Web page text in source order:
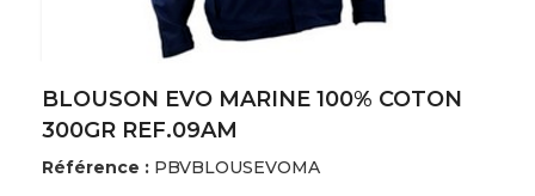
BLOUSON EVO MARINE 100% COTON
300GR REF.09AM
Référence : PBVBLOUSEVOMA